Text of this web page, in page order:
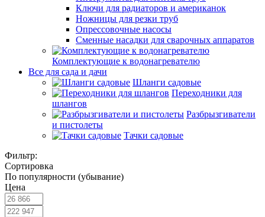
Ключи для радиаторов и американок
Ножницы для резки труб
Опрессовочные насосы
Сменные насадки для сварочных аппаратов
Комплектующие к водонагревателю
Все для сада и дачи
Шланги садовые
Переходники для
шлангов
Разбрызгиватели
и пистолеты
Тачки садовые
Фильтр:
Сортировка
По популярности (убывание)
Цена